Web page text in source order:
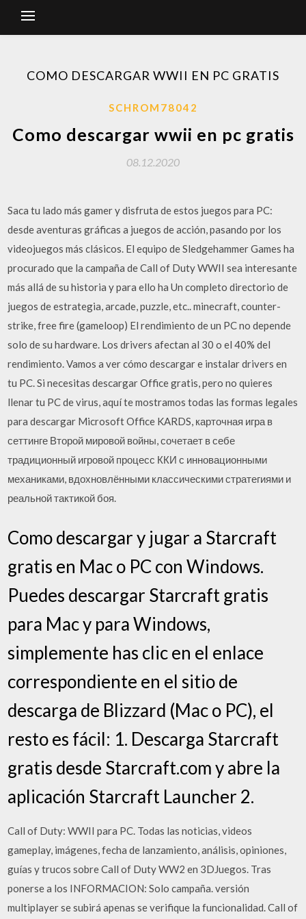
COMO DESCARGAR WWII EN PC GRATIS
SCHROM78042
Como descargar wwii en pc gratis
08.12.2020
Saca tu lado más gamer y disfruta de estos juegos para PC:
desde aventuras gráficas a juegos de acción, pasando por los
videojuegos más clásicos. El equipo de Sledgehammer Games ha
procurado que la campaña de Call of Duty WWII sea interesante
más allá de su historia y para ello ha Un completo directorio de
juegos de estrategia, arcade, puzzle, etc.. minecraft, counter-
strike, free fire (gameloop) El rendimiento de un PC no depende
solo de su hardware. Los drivers afectan al 30 o el 40% del
rendimiento. Vamos a ver cómo descargar e instalar drivers en
tu PC. Si necesitas descargar Office gratis, pero no quieres
llenar tu PC de virus, aquí te mostramos todas las formas legales
para descargar Microsoft Office KARDS, карточная игра в
сеттинге Второй мировой войны, сочетает в себе
традиционный игровой процесс ККИ с инновационными
механиками, вдохновлёнными классическими стратегиями и
реальной тактикой боя.
Como descargar y jugar a Starcraft
gratis en Mac o PC con Windows.
Puedes descargar Starcraft gratis
para Mac y para Windows,
simplemente has clic en el enlace
correspondiente en el sitio de
descarga de Blizzard (Mac o PC), el
resto es fácil: 1. Descarga Starcraft
gratis desde Starcraft.com y abre la
aplicación Starcraft Launcher 2.
Call of Duty: WWII para PC. Todas las noticias, videos
gameplay, imágenes, fecha de lanzamiento, análisis, opiniones,
guías y trucos sobre Call of Duty WW2 en 3DJuegos. Tras
ponerse a los INFORMACION: Solo campaña. versión
multiplayer se subirá apenas se verifique la funcionalidad. Call of